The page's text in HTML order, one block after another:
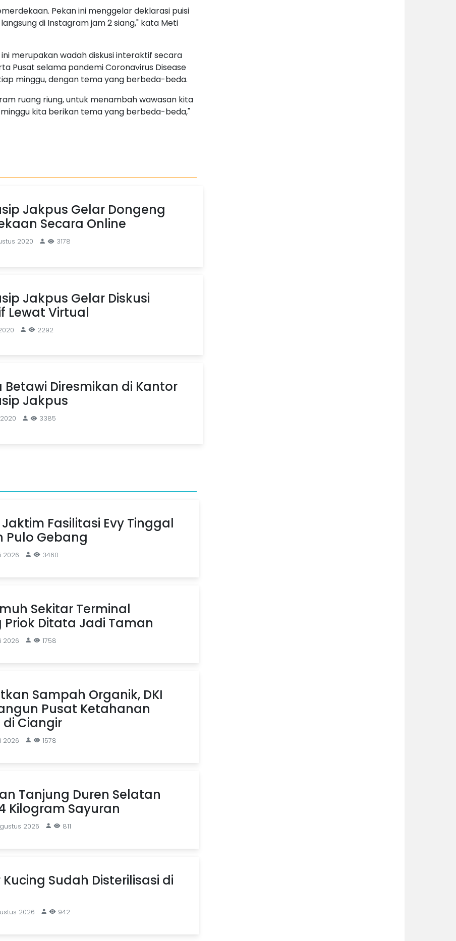
Pekan ini menggelar deklarasi puisi
di Instagram jam 2 siang," kata Meti
merupakan wadah diskusi interaktif secara
Pusat selama pandemi Coronavirus Disease
minggu, dengan tema yang berbeda-beda.
ruang riung, untuk menambah wawasan kita
kita berikan tema yang berbeda-beda,"
Jakpus Gelar Dongeng
Secara Online
2020 3178
Jakpus Gelar Diskusi
Lewat Virtual
2292
Betawi Diresmikan di Kantor
Jakpus
3385
Fasilitasi Evy Tinggal
Pulo Gebang
2026 3460
Sekitar Terminal
Priok Ditata Jadi Taman
2026 1758
Sampah Organik, DKI
Pusat Ketahanan
Ciangir
2026 1578
Tanjung Duren Selatan
Kilogram Sayuran
2026 811
Kucing Sudah Disterilisasi di
2026 942